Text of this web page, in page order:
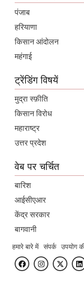
पंजाब
हरियाणा
किसान आंदोलन
महंगाई
ट्रेंडिंग विषयें
मुद्रा स्फ़ीति
किसान विरोध
महाराष्ट्र
उत्तर प्रदेश
वेब पर चर्चित
बारिश
आईसीएआर
केंद्र सरकार
बागवानी
हमारे बारे में संपर्क उपयोग